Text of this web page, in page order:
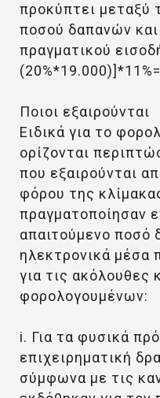
προκύπτει μεταξύ
ποσού δαπανών και
πραγματικού
Ποιοι εξαιρούνται
Ειδικά για το
ορίζονται
που εξαιρούνται
φόρου της
πραγματοποίησαν
απαιτούμενο ποσό
ηλεκτρονικά μέσα
για τις ακόλουθες
φορολογουμένων:
i. Για τα φυσικά
επιχειρηματική
σύμφωνα με τις